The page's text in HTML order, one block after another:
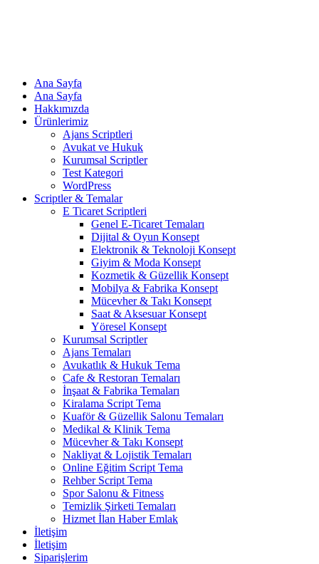
Ana Sayfa
Ana Sayfa
Hakkımızda
Ürünlerimiz
Ajans Scriptleri
Avukat ve Hukuk
Kurumsal Scriptler
Test Kategori
WordPress
Scriptler & Temalar
E Ticaret Scriptleri
Genel E-Ticaret Temaları
Dijital & Oyun Konsept
Elektronik & Teknoloji Konsept
Giyim & Moda Konsept
Kozmetik & Güzellik Konsept
Mobilya & Fabrika Konsept
Mücevher & Takı Konsept
Saat & Aksesuar Konsept
Yöresel Konsept
Kurumsal Scriptler
Ajans Temaları
Avukatlık & Hukuk Tema
Cafe & Restoran Temaları
İnşaat & Fabrika Temaları
Kiralama Script Tema
Kuaför & Güzellik Salonu Temaları
Medikal & Klinik Tema
Mücevher & Takı Konsept
Nakliyat & Lojistik Temaları
Online Eğitim Script Tema
Rehber Script Tema
Spor Salonu & Fitness
Temizlik Şirketi Temaları
Hizmet İlan Haber Emlak
İletişim
İletişim
Siparişlerim